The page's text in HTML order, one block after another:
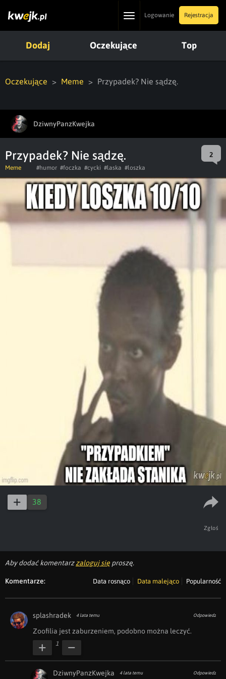
ToggleLogowanie Rejestracja
Dodaj Oczekujące Top
Oczekujące Meme Przypadek? Nie sądzę.
DziwnyPanzKwejka
Przypadek? Nie sądzę. 2
Meme #humor #foczka #cycki #laska #loszka
38
Zgłoś
Aby dodać komentarzzaloguj się proszę.
Komentarze: Data rosnąco Data malejąco Popularność
splashradek 4 lata temu Odpowiedz
Zoofilia jest zaburzeniem, podobno można leczyć.
1
DziwnyPanzKwejka 4 lata temu Odpowiedz